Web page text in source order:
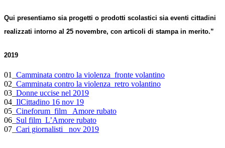
Qui presentiamo sia progetti o prodotti scolastici sia eventi cittadini
realizzati intorno al 25 novembre, con articoli di stampa in merito.”
2019
01_ Camminata contro la violenza_fronte volantino
02_ Camminata contro la violenza_retro volantino
03_ Donne uccise nel 2019
04_ IlCittadino 16 nov 19
05_ Cineforum_film_ Amore rubato
06_ Sul film_L’Amore rubato
07_ Cari giornalisti_ nov 2019